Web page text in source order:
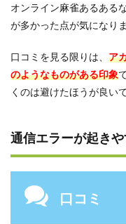
オンライン麻雀あるある
が多かった点が気になりま
口コミを見る限りは、 ア
のようなものがある印象
くのは避けたほうが良い
通信エラーが起き
口コミ